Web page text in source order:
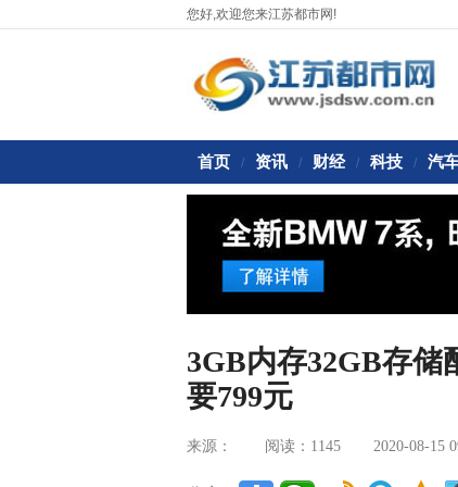
您好,欢迎您来江苏都市网!
首页 / 资讯 / 财经 / 科技 / 汽
3GB内存32GB存储
要799元
来源： 阅读：1145 2020-08-15